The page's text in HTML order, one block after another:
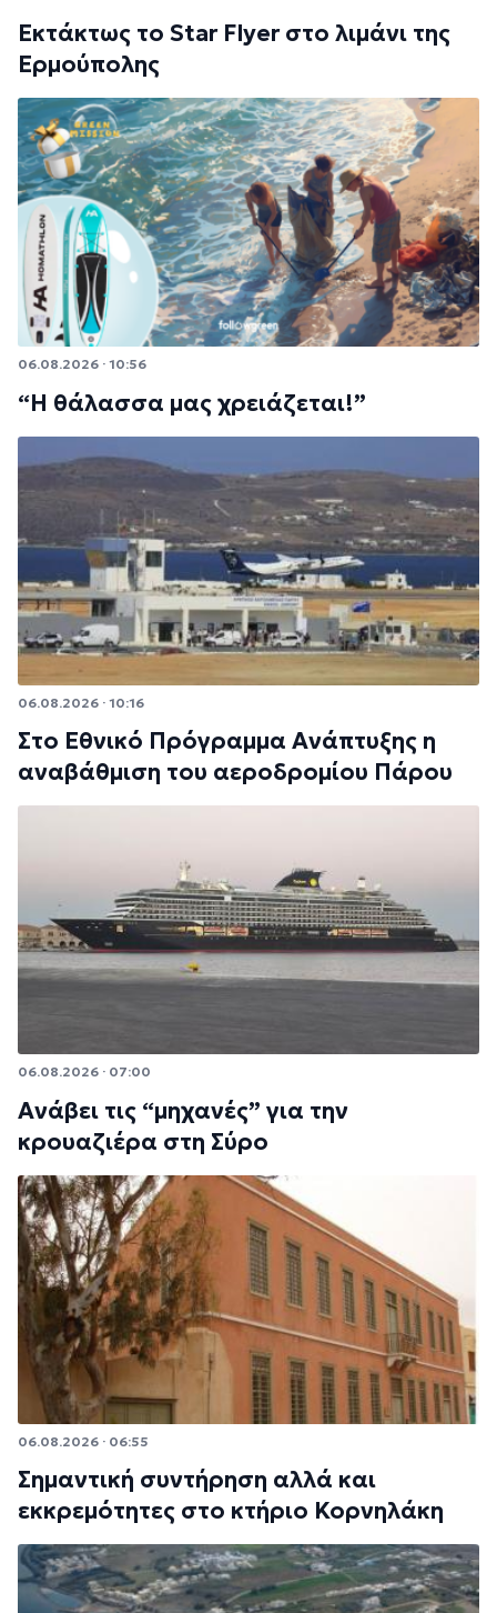
Εκτάκτως το Star Flyer στο λιμάνι της
Ερμούπολης
06.08.2026 · 10:56
“Η θάλασσα μας χρειάζεται!”
06.08.2026 · 10:16
Στο Εθνικό Πρόγραμμα Ανάπτυξης η
αναβάθμιση του αεροδρομίου Πάρου
06.08.2026 · 07:00
Ανάβει τις “μηχανές” για την
κρουαζιέρα στη Σύρο
06.08.2026 · 06:55
Σημαντική συντήρηση αλλά και
εκκρεμότητες στο κτήριο Κορνηλάκη